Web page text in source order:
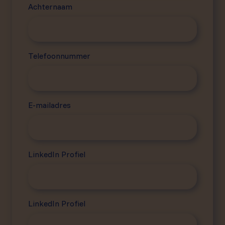
Achternaam
Telefoonnummer
E-mailadres
LinkedIn Profiel
LinkedIn Profiel